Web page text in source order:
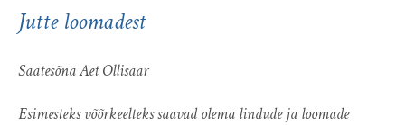
Jutte loomadest
Saatesõna Aet Ollisaar
Esimesteks võõrkeelteks saavad olema lindude ja loomade